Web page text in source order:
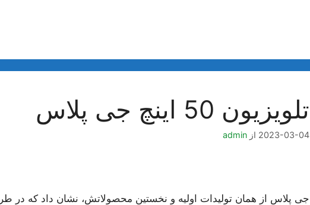
تلویزیون 50 اینچ جی پلاس
2023-03-04 از admin
جی پلاس از همان تولیدات اولیه و نخستین محصولاتش، نشان داد که در